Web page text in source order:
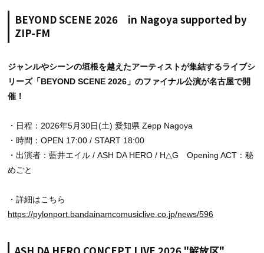
BEYOND SCENE 2026 in Nagoya supported by
ZIP-FM
ジャンルやシーンの垣根を越えたアーティストが集結するライブシ
リーズ「BEYOND SCENE 2026」のファイナル公演が名古屋で開
催！
・日程：2026年5月30日(土) 愛知県 Zepp Nagoya
・時間：OPEN 17:00 / START 18:00
・出演者：藍井エイル / ASH DA HERO / H△G Opening ACT：秘
めごと
・詳細はこちら
https://pylonport.bandainamcomusiclive.co.jp/news/596